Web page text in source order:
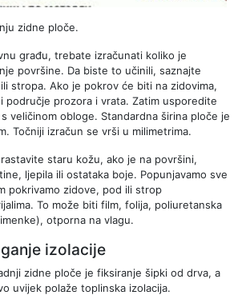
zidne ploče.
građu, trebate izračunati koliko je
površine. Da biste to učinili, saznajte
stropa. Ako je pokrov će biti na zidovima,
područje prozora i vrata. Zatim usporedite
veličinom obloge. Standardna širina ploče je
Točniji izračun se vrši u milimetrima.
staru kožu, ako je na površini,
ljepila ili ostataka boje. Popunjavamo sve
pokrivamo zidove, pod ili strop
To može biti film, folija, poliuretanska
otporna na vlagu.
izolacije
zidne ploče je fiksiranje šipki od drva, a
uvijek polaže toplinska izolacija.